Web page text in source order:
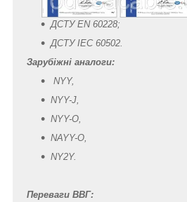
ДСТУ EN 60228;
ДСТУ IEC 60502.
Зарубіжні аналоги:
NYY,
NYY-J,
NYY-O,
NAYY-O,
NY2Y.
Переваги ВВГ: